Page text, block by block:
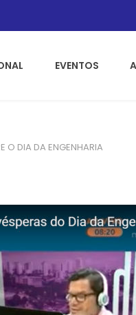
EVENTOS
O DIA DA ENGENHARIA